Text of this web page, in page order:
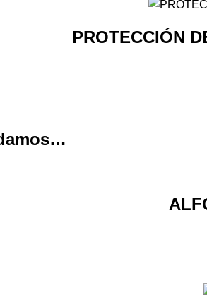
PROTECCIÓN